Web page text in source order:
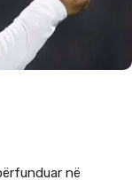
në